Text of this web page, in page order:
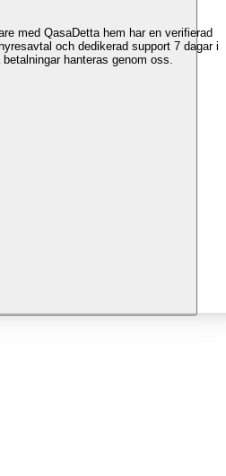
med QasaDetta hem har en verifierad
och dedikerad support 7 dagar i
hanteras genom oss.